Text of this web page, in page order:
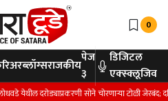
0
ब्लॉग्सराजकीयपेज
३
डिजिटल
एक्स्क्लूजिव
येथील दरोड्याप्रकरणी सोने चोरणाऱ्या टोळी जेरबंद;